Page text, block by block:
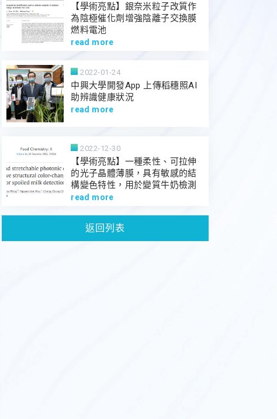
【學術亮點】銀奈米粒子改質作
為陰極催化劑增強陰離子交換膜
燃料電池
read more
2022-01-24
中興大學開發App 上傳稻穗照AI
助辨識健康狀況
read more
2022-12-30
【學術亮點】一種柔性、可拉伸
的光子晶體薄膜，具有敏感的結
構變色特性，用於變質牛奶檢測
read more
返回列表